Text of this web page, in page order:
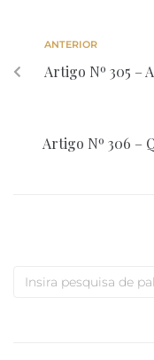
ANTERIOR
Artigo Nº 305 –
Artigo Nº 306 –